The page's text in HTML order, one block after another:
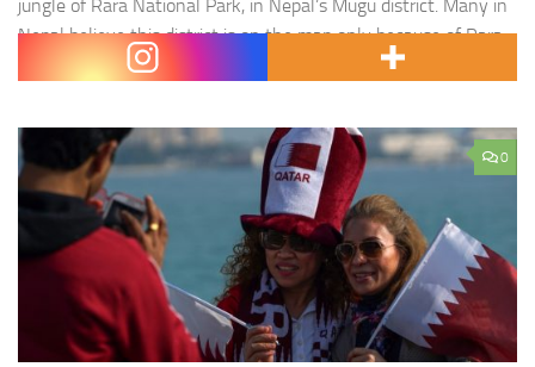
jungle of Rara National Park, in Nepal’s Mugu district. Many in
Nepal believe this district is on the map only because of Rara,
a crystalline lake,…
0